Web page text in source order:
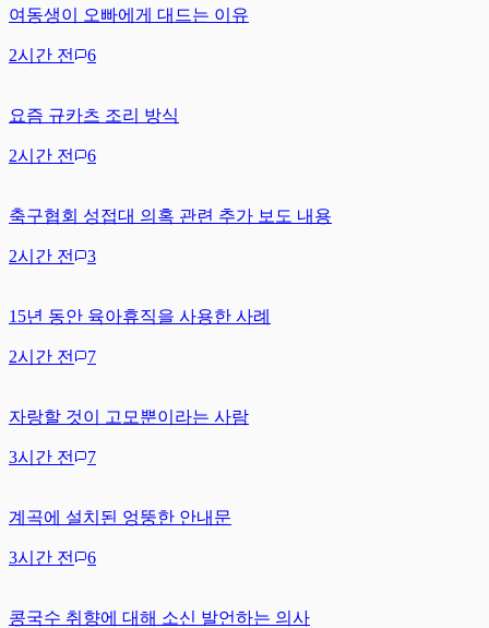
여동생이 오빠에게 대드는 이유
2시간 전 6
요즘 규카츠 조리 방식
2시간 전 6
축구협회 성접대 의혹 관련 추가 보도 내용
2시간 전 3
15년 동안 육아휴직을 사용한 사례
2시간 전 7
자랑할 것이 고모뿐이라는 사람
3시간 전 7
계곡에 설치된 엉뚱한 안내문
3시간 전 6
콩국수 취향에 대해 소신 발언하는 의사